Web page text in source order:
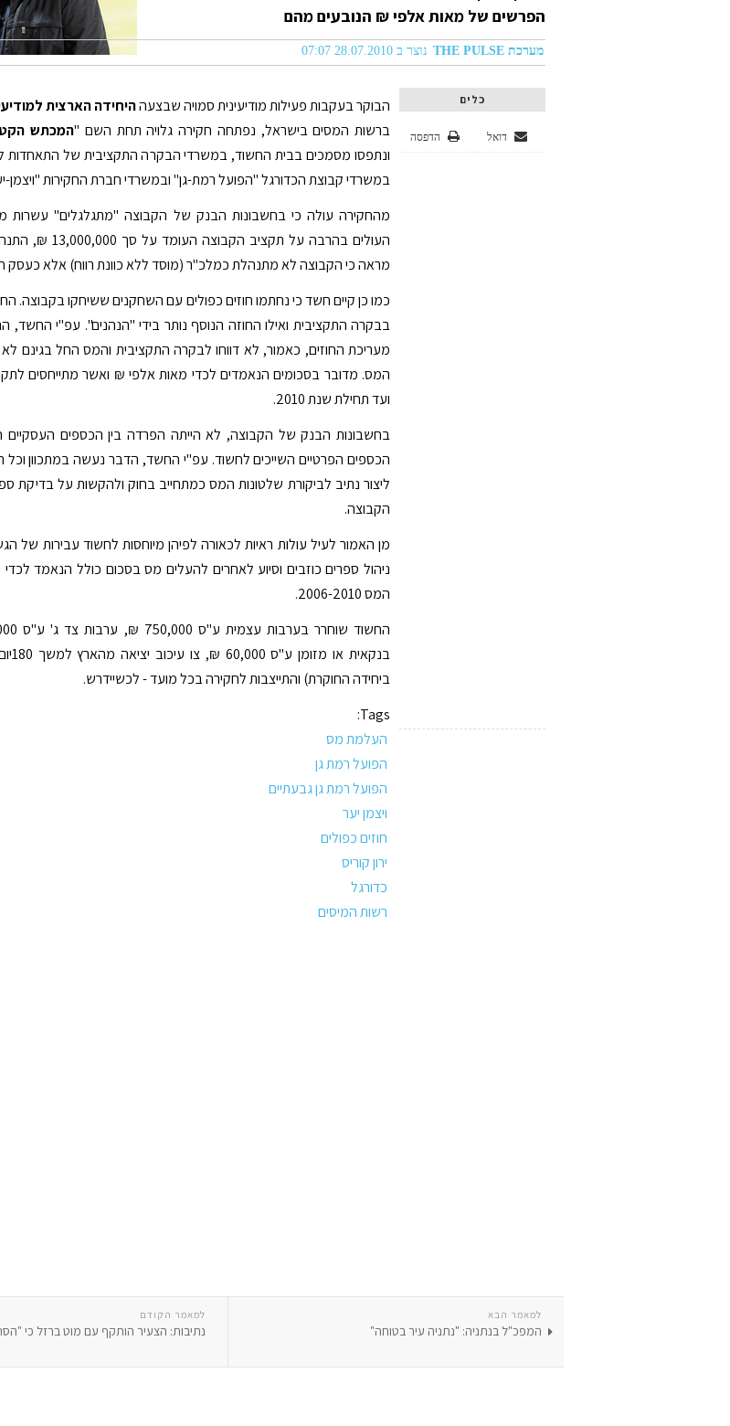
הפרשים של מאות אלפי ₪ הנובעים מהם
מערכת THE PULSE נוצר ב 28.07.2010 07:07
כלים
הדפסה דואל
הבוקר בעקבות פעילות מודיעינית סמויה שבצעההיחידה הארצית
ברשות המסים בישראל, נפתחה חקירה גלויה תחת השם "המכתש
ונתפסו מסמכים בבית החשוד, במשרדי הבקרה התקציבית של התאחדות
במשרדי קבוצת הכדורגל "הפועל רמת-גן" ובמשרדי חברת החקירות "ויצמן-
מהחקירה עולה כי בחשבונות הבנק של הקבוצה "מתגלגלים" עשרות
העולים בהרבה על תקציב
מראה כי הקבוצה לא מתנהלת כמלכ"ר (מוסד ללא כוונת רווח) אלא כעסק חי
כמו כן קיים חשד כי נחתמו חוזים כפולים עם השחקנים ששיחקו בקבוצה.
בבקרה התקציבית ואילו החוזה הנוסף נותר בידי "הנהנים". עפ"י החשד,
מעריכת החוזים, כאמור, לא דווחו לבקרה התקציבית והמס החל בגינם לא
ועד תחילת שנת 2010.
בחשבונות הבנק של הקבוצה, לא הייתה הפרדה בין הכספים העסקיים
הכספים הפרטיים השייכים לחשוד. עפ"י החשד, הדבר נעשה במתכוון וכל
ליצור נתיב לביקורת שלטונות המס כמתחייב בחוק ולהקשות על בדיקת
הקבוצה.
מן האמור לעיל עולות ראיות לכאורה לפיהן מיוחסות לחשוד עבירות של
ניהול ספרים כוזבים וסיוע לאחרים להעלים מס בסכום כולל הנאמד לכדי
המס 2006-2010.
ביחידה החוקרת) והתייצבות לחקירה בכל מועד - לכשיידרש.
Tags:
העלמת מס
הפועל רמת גן
הפועל רמת גן גבעתיים
ויצמן יער
חוזים כפולים
ירון קוריס
כדורגל
רשות המיסים
למאמר הקודם
נתיבות: הצעיר הותקף עם מוט ברזל כי
למאמר הבא
המפכ"ל בנתניה: "נתניה עיר בטוחה"